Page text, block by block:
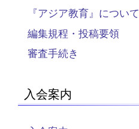
『アジア教育』について
編集規程・投稿要領
審査手続き
入会案内